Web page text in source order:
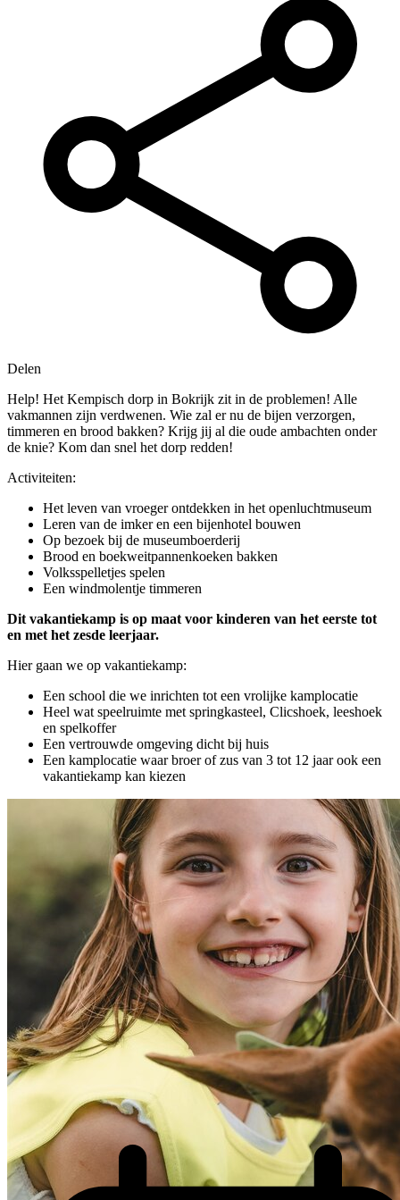
Delen
Help! Het Kempisch dorp in Bokrijk zit in de problemen! Alle
vakmannen zijn verdwenen. Wie zal er nu de bijen verzorgen,
timmeren en brood bakken? Krijg jij al die oude ambachten onder
de knie? Kom dan snel het dorp redden!
Activiteiten:
Het leven van vroeger ontdekken in het openluchtmuseum
Leren van de imker en een bijenhotel bouwen
Op bezoek bij de museumboerderij
Brood en boekweitpannenkoeken bakken
Volksspelletjes spelen
Een windmolentje timmeren
Dit vakantiekamp is op maat voor kinderen van het eerste tot
en met het zesde leerjaar.
Hier gaan we op vakantiekamp:
Een school die we inrichten tot een vrolijke kamplocatie
Heel wat speelruimte met springkasteel, Clicshoek, leeshoek
en spelkoffer
Een vertrouwde omgeving dicht bij huis
Een kamplocatie waar broer of zus van 3 tot 12 jaar ook een
vakantiekamp kan kiezen